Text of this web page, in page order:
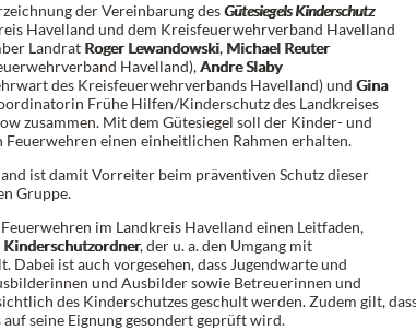
der Vereinbarung desGütesiegels Kinderschutz
Havelland und dem Kreisfeuerwehrverband Havelland
Landrat Roger Lewandowski, Michael Reuter
Havelland),Andre Slaby
des Kreisfeuerwehrverbands Havelland) und Gina
Frühe Hilfen/Kinderschutz des Landkreises
zusammen. Mit dem Gütesiegel soll der Kinder- und
Feuerwehren einen einheitlichen Rahmen erhalten.
ist damit Vorreiter beim präventiven Schutz dieser
Gruppe.
im Landkreis Havelland einen Leitfaden,
Kinderschutzordner, der u. a. den Umgang mit
Dabei ist auch vorgesehen, dass Jugendwarte und
und Ausbilder sowie Betreuerinnen und
des Kinderschutzes geschult werden. Zudem gilt,
seine Eignung gesondert geprüft wird.